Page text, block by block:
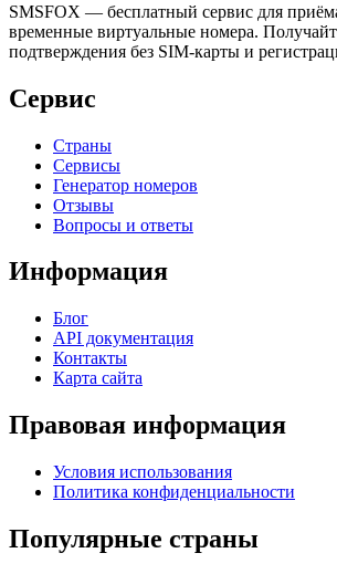
SMSFOX — бесплатный сервис для
временные виртуальные номера.
подтверждения без SIM-карты и
Сервис
Страны
Сервисы
Генератор номеров
Отзывы
Вопросы и ответы
Информация
Блог
API документация
Контакты
Карта сайта
Правовая информация
Условия использования
Политика конфиденциальности
Популярные страны